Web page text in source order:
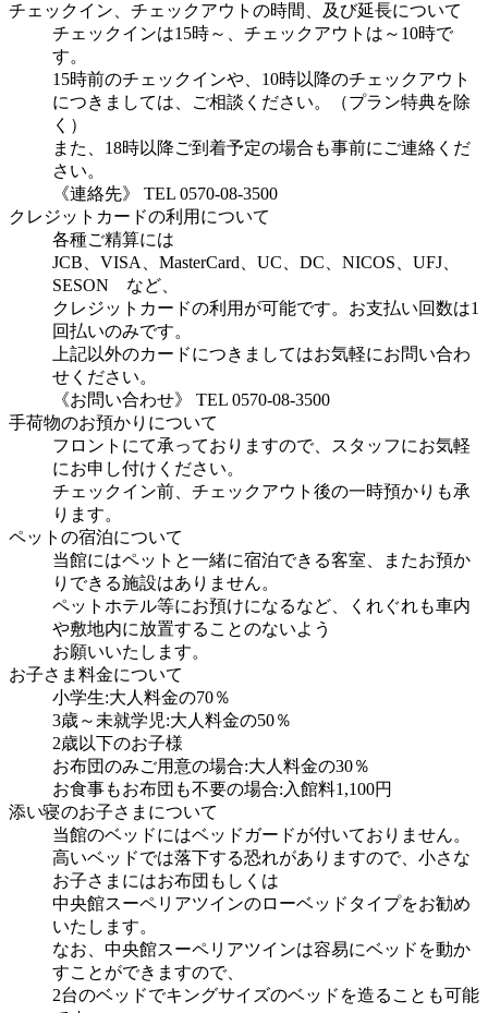
チェックイン、チェックアウトの時間、及び延長について
チェックインは15時～、チェックアウトは～10時で
す。
15時前のチェックインや、10時以降のチェックアウト
につきましては、ご相談ください。（プラン特典を除
く）
また、18時以降ご到着予定の場合も事前にご連絡くだ
さい。
《連絡先》 TEL 0570-08-3500
クレジットカードの利用について
各種ご精算には
JCB、VISA、MasterCard、UC、DC、NICOS、UFJ、
SESON など、
クレジットカードの利用が可能です。お支払い回数は1
回払いのみです。
上記以外のカードにつきましてはお気軽にお問い合わ
せください。
《お問い合わせ》 TEL 0570-08-3500
手荷物のお預かりについて
フロントにて承っておりますので、スタッフにお気軽
にお申し付けください。
チェックイン前、チェックアウト後の一時預かりも承
ります。
ペットの宿泊について
当館にはペットと一緒に宿泊できる客室、またお預か
りできる施設はありません。
ペットホテル等にお預けになるなど、くれぐれも車内
や敷地内に放置することのないよう
お願いいたします。
お子さま料金について
小学生:大人料金の70％
3歳～未就学児:大人料金の50％
2歳以下のお子様
お布団のみご用意の場合:大人料金の30％
お食事もお布団も不要の場合:入館料1,100円
添い寝のお子さまについて
当館のベッドにはベッドガードが付いておりません。
高いベッドでは落下する恐れがありますので、小さな
お子さまにはお布団もしくは
中央館スーペリアツインのローベッドタイプをお勧め
いたします。
なお、中央館スーペリアツインは容易にベッドを動か
すことができますので、
2台のベッドでキングサイズのベッドを造ることも可能